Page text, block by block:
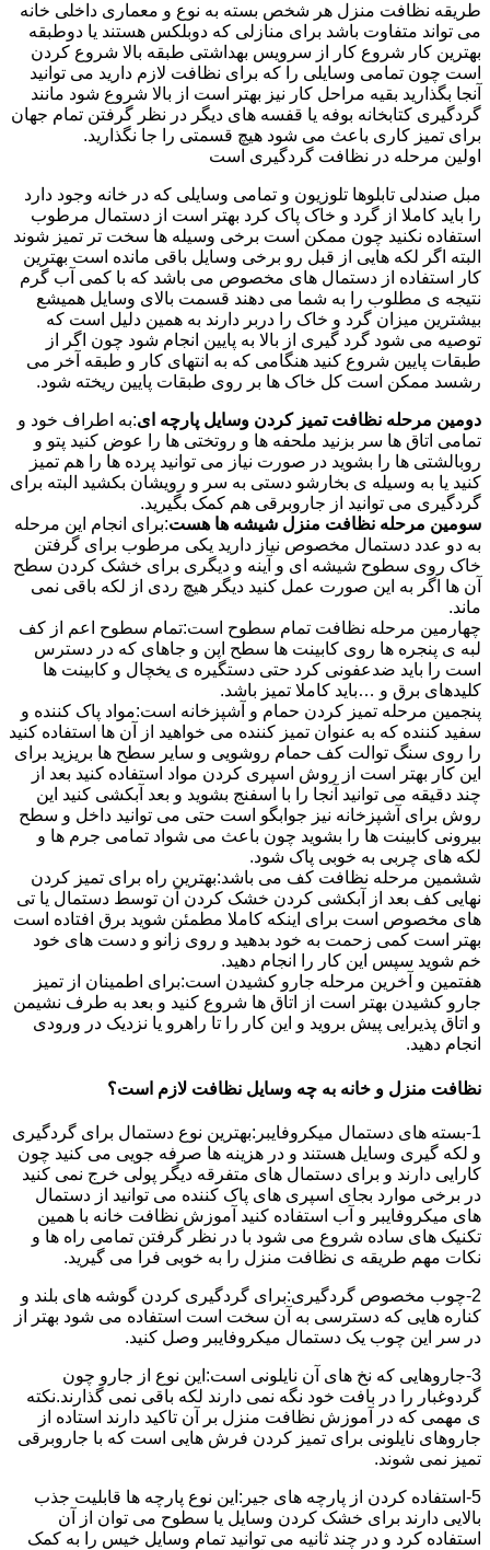
طریقه نظافت منزل هر شخص بسته به نوع و معماری داخلی خانه
می تواند متفاوت باشد برای منازلی که دوبلکس هستند یا دوطبقه
بهترین کار شروع کار از سرویس بهداشتی طبقه بالا شروع کردن
است چون تمامی وسایلی را که برای نظافت لازم دارید می توانید
آنجا بگذارید بقیه مراحل کار نیز بهتر است از بالا شروع شود مانند
گردگیری کتابخانه بوفه یا قفسه های دیگر در نظر گرفتن تمام جهان
برای تمیز کاری باعث می شود هیچ قسمتی را جا نگذارید.
اولین مرحله در نظافت گردگیری است
مبل صندلی تابلوها تلوزیون و تمامی وسایلی که در خانه وجود دارد
را باید کاملا از گرد و خاک پاک کرد بهتر است از دستمال مرطوب
استفاده نکنید چون ممکن است برخی وسیله ها سخت تر تمیز شوند
البته اگر لکه هایی از قبل رو برخی وسایل باقی مانده است بهترین
کار استفاده از دستمال های مخصوص می باشد که با کمی آب گرم
نتیجه ی مطلوب را به شما می دهند قسمت بالای وسایل همیشع
بیشترین میزان گرد و خاک را دربر دارند به همین دلیل است که
توصیه می شود گرد گیری از بالا به پایین انجام شود چون اگر از
طبقات پایین شروع کنید هنگامی که به انتهای کار و طبقه آخر می
رشسد ممکن است کل خاک ها بر روی طبقات پایین ریخته شود.
دومین مرحله نظافت تمیز کردن وسایل پارچه ای:به اطراف خود و
تمامی اتاق ها سر بزنید ملحفه ها و روتختی ها را عوض کنید پتو و
روبالشتی ها را بشوید در صورت نیاز می توانید پرده ها را هم تمیز
کنید یا به وسیله ی بخارشو دستی به سر و رویشان بکشید البته برای
گردگیری می توانید از جاروبرقی هم کمک بگیرید.
سومین مرحله نظافت منزل شیشه ها هست:برای انجام این مرحله
به دو عدد دستمال مخصوص نیاز دارید یکی مرطوب برای گرفتن
خاک روی سطوح شیشه ای و آینه و دیگری برای خشک کردن سطح
آن ها اگر به این صورت عمل کنید دیگر هیچ ردی از لکه باقی نمی
ماند.
چهارمین مرحله نظافت تمام سطوح است:تمام سطوح اعم از کف
لبه ی پنجره ها روی کابینت ها سطح اپن و جاهای که در دسترس
است را باید ضدعفونی کرد حتی دستگیره ی یخچال و کابینت ها
کلیدهای برق و …باید کاملا تمیز باشد.
پنجمین مرحله تمیز کردن حمام و آشپزخانه است:مواد پاک کننده و
سفید کننده که به عنوان تمیز کننده می خواهید از آن ها استفاده کنید
را روی سنگ توالت کف حمام روشویی و سایر سطح ها بریزید برای
این کار بهتر است از روش اسپری کردن مواد استفاده کنید بعد از
چند دقیقه می توانید آنجا را با اسفنج بشوید و بعد آبکشی کنید این
روش برای آشپزخانه نیز جوابگو است حتی می توانید داخل و سطح
بیرونی کابینت ها را بشوید چون باعث می شواد تمامی جرم ها و
لکه های چربی به خوبی پاک شود.
ششمین مرحله نظافت کف می باشد:بهترین راه برای تمیز کردن
نهایی کف بعد از آبکشی کردن خشک کردن آن توسط دستمال یا تی
های مخصوص است برای اینکه کاملا مطمئن شوید برق افتاده است
بهتر است کمی زحمت به خود بدهید و روی زانو و دست های خود
خم شوید سپس این کار را انجام دهید.
هفتمین و آخرین مرحله جارو کشیدن است:برای اطمینان از تمیز
جارو کشیدن بهتر است از اتاق ها شروع کنید و بعد به طرف نشیمن
و اتاق پذیرایی پیش بروید و این کار را تا راهرو یا نزدیک در ورودی
انجام دهید.
نظافت منزل و خانه به چه وسایل نظافت لازم است؟
1-بسته های دستمال میکروفایبر:بهترین نوع دستمال برای گردگیری
و لکه گیری وسایل هستند و در هزینه ها صرفه جویی می کنید چون
کارایی دارند و برای دستمال های متفرقه دیگر پولی خرج نمی کنید
در برخی موارد بجای اسپری های پاک کننده می توانید از دستمال
های میکروفایبر و آب استفاده کنید آموزش نظافت خانه با همین
تکنیک های ساده شروع می شود با در نظر گرفتن تمامی راه ها و
نکات مهم طریقه ی نظافت منزل را به خوبی فرا می گیرید.
2-چوب مخصوص گردگیری:برای گردگیری کردن گوشه های بلند و
کناره هایی که دسترسی به آن سخت است استفاده می شود بهتر از
در سر این چوب یک دستمال میکروفایبر وصل کنید.
3-جاروهایی که نخ های آن نایلونی است:این نوع از جارو چون
گردوغبار را در بافت خود نگه نمی دارند لکه باقی نمی گذارند.نکته
ی مهمی که در آموزش نظافت منزل بر آن تاکید دارند استاده از
جاروهای نایلونی برای تمیز کردن فرش هایی است که با جاروبرقی
تمیز نمی شوند.
5-استفاده کردن از پارچه های جیر:این نوع پارچه ها قابلیت جذب
بالایی دارند برای خشک کردن وسایل یا سطوح می توان از آن
استفاده کرد و در چند ثانیه می توانید تمام وسایل خیس را به کمک